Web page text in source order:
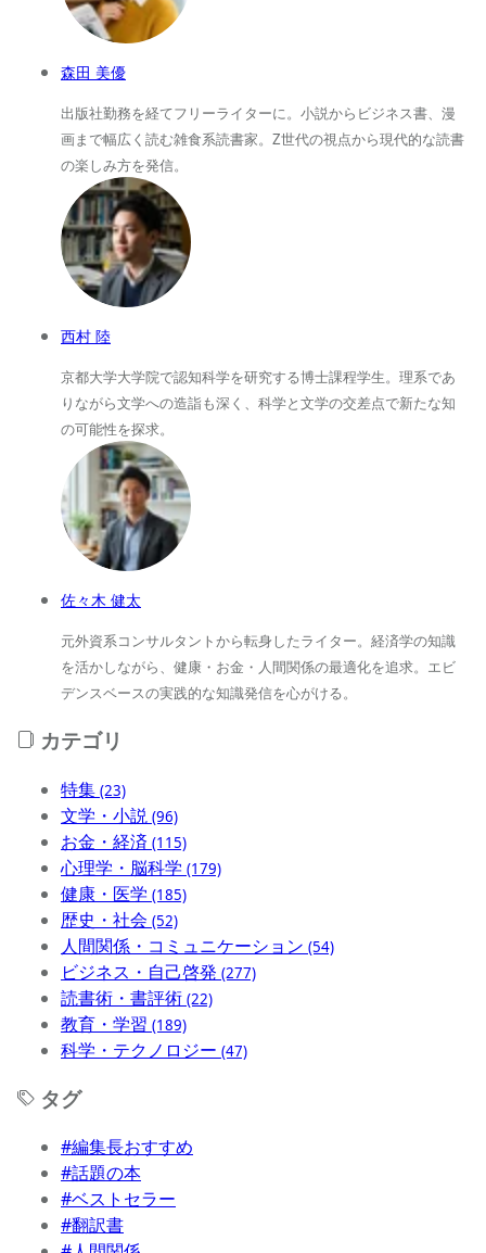
森田 美優
出版社勤務を経てフリーライターに。小説からビジネス書、漫
画まで幅広く読む雑食系読書家。Z世代の視点から現代的な読書
の楽しみ方を発信。
西村 陸
京都大学大学院で認知科学を研究する博士課程学生。理系であ
りながら文学への造詣も深く、科学と文学の交差点で新たな知
の可能性を探求。
佐々木 健太
元外資系コンサルタントから転身したライター。経済学の知識
を活かしながら、健康・お金・人間関係の最適化を追求。エビ
デンスベースの実践的な知識発信を心がける。
カテゴリ
特集 (23)
文学・小説 (96)
お金・経済 (115)
心理学・脳科学 (179)
健康・医学 (185)
歴史・社会 (52)
人間関係・コミュニケーション (54)
ビジネス・自己啓発 (277)
読書術・書評術 (22)
教育・学習 (189)
科学・テクノロジー (47)
タグ
#編集長おすすめ
#話題の本
#ベストセラー
#翻訳書